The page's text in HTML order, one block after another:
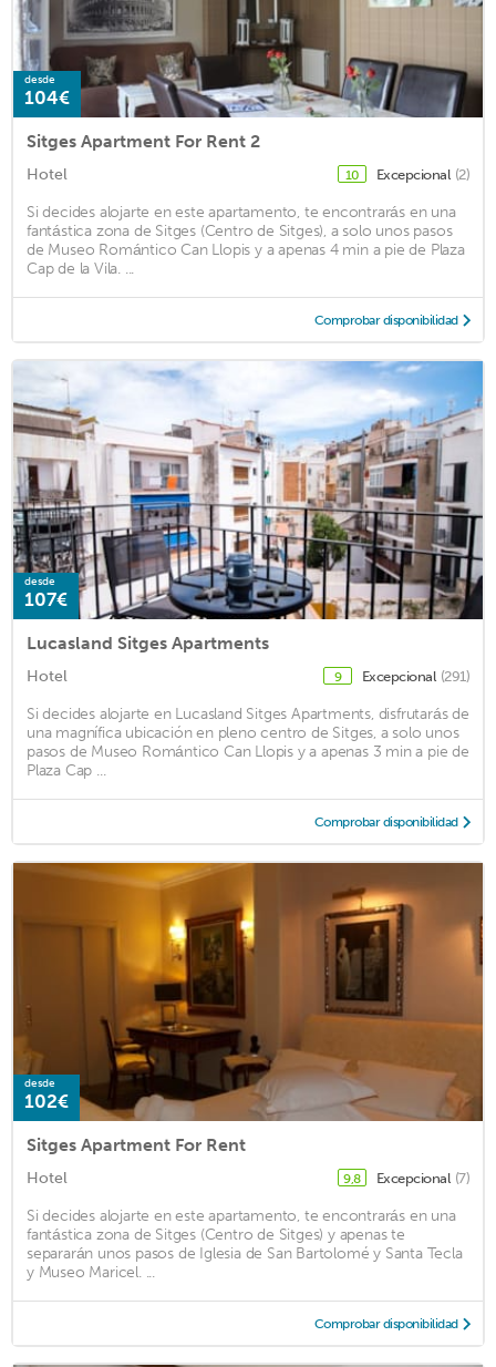
desde
104€
Sitges Apartment For Rent 2
Hotel 10 Excepcional (2)
Si decides alojarte en este apartamento, te encontrarás en una
fantástica zona de Sitges (Centro de Sitges), a solo unos pasos
de Museo Romántico Can Llopis y a apenas 4 min a pie de Plaza
Cap de la Vila. ...
Comprobar disponibilidad
desde
107€
Lucasland Sitges Apartments
Hotel 9 Excepcional (291)
Si decides alojarte en Lucasland Sitges Apartments, disfrutarás de
una magnífica ubicación en pleno centro de Sitges, a solo unos
pasos de Museo Romántico Can Llopis y a apenas 3 min a pie de
Plaza Cap ...
Comprobar disponibilidad
desde
102€
Sitges Apartment For Rent
Hotel 9,8 Excepcional (7)
Si decides alojarte en este apartamento, te encontrarás en una
fantástica zona de Sitges (Centro de Sitges) y apenas te
separarán unos pasos de Iglesia de San Bartolomé y Santa Tecla
y Museo Maricel. ...
Comprobar disponibilidad